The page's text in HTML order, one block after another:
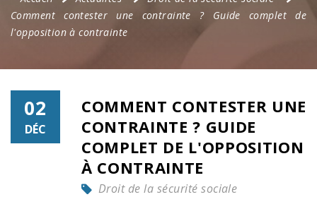
Comment contester une contrainte ? Guide complet de
l'opposition à contrainte
02
DÉC
COMMENT CONTESTER UNE
CONTRAINTE ? GUIDE
COMPLET DE L'OPPOSITION
À CONTRAINTE
Droit de la sécurité sociale